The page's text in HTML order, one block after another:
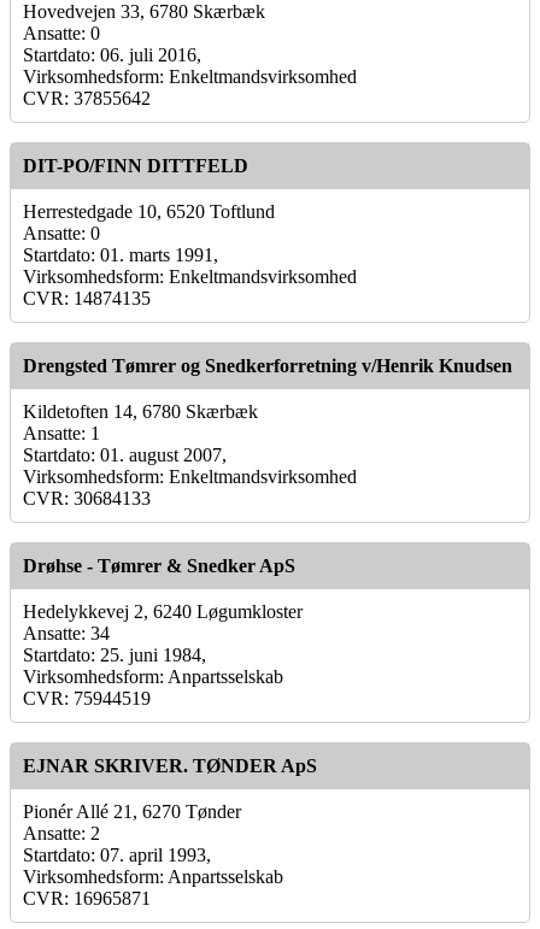
Hovedvejen 33, 6780 Skærbæk
Ansatte: 0
Startdato: 06. juli 2016,
Virksomhedsform: Enkeltmandsvirksomhed
CVR: 37855642
DIT-PO/FINN DITTFELD
Herrestedgade 10, 6520 Toftlund
Ansatte: 0
Startdato: 01. marts 1991,
Virksomhedsform: Enkeltmandsvirksomhed
CVR: 14874135
Drengsted Tømrer og Snedkerforretning v/Henrik Knudsen
Kildetoften 14, 6780 Skærbæk
Ansatte: 1
Startdato: 01. august 2007,
Virksomhedsform: Enkeltmandsvirksomhed
CVR: 30684133
Drøhse - Tømrer & Snedker ApS
Hedelykkevej 2, 6240 Løgumkloster
Ansatte: 34
Startdato: 25. juni 1984,
Virksomhedsform: Anpartsselskab
CVR: 75944519
EJNAR SKRIVER. TØNDER ApS
Pionér Allé 21, 6270 Tønder
Ansatte: 2
Startdato: 07. april 1993,
Virksomhedsform: Anpartsselskab
CVR: 16965871